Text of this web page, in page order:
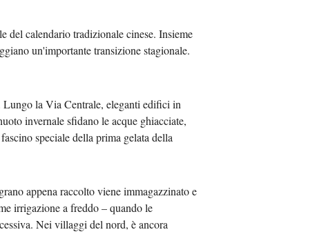
тілі
calendario tradizionale cinese. Insieme
un'importante transizione stagionale.
la Via Centrale, eleganti edifici in
invernale sfidano le acque ghiacciate,
speciale della prima gelata della
appena raccolto viene immagazzinato e
irrigazione a freddo – quando le
Nei villaggi del nord, è ancora